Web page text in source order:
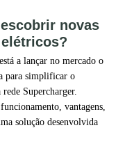
novas
a lançar no mercado o
para simplificar o
Supercharger.
vantagens,
solução desenvolvida